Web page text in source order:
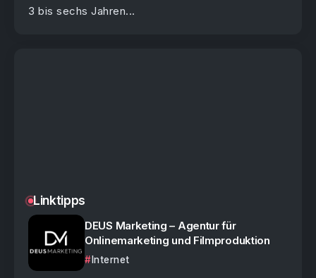
3 bis sechs Jahren...
Linktipps
DEUS Marketing – Agentur für
Onlinemarketing und Filmproduktion
Internet